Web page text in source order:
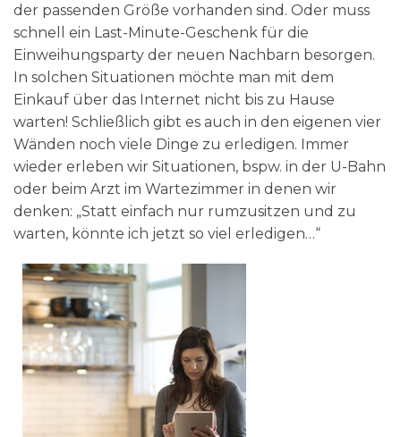
der passenden Größe vorhanden sind. Oder muss
schnell ein Last-Minute-Geschenk für die
Einweihungsparty der neuen Nachbarn besorgen.
In solchen Situationen möchte man mit dem
Einkauf über das Internet nicht bis zu Hause
warten! Schließlich gibt es auch in den eigenen vier
Wänden noch viele Dinge zu erledigen. Immer
wieder erleben wir Situationen, bspw. in der U-Bahn
oder beim Arzt im Wartezimmer in denen wir
denken: „Statt einfach nur rumzusitzen und zu
warten, könnte ich jetzt so viel erledigen…“